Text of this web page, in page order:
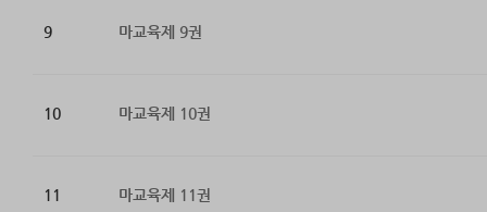
9 마교육제 9권
10 마교육제 10권
11 마교육제 11권